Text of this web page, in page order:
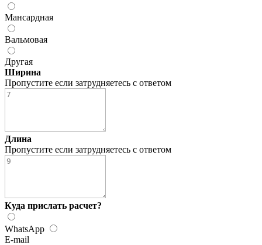
WhatsApp
Расчет
Звонок
Мансардная
Вальмовая
Другая
Ширина
Пропустите если затрудняетесь с ответом
Длина
Пропустите если затрудняетесь с ответом
Куда прислать расчет?
WhatsApp
E-mail